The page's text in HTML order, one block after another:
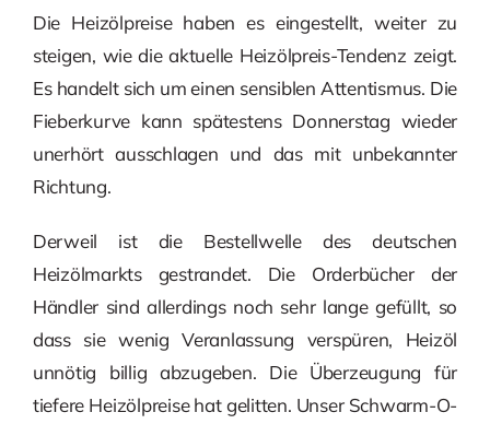
Die Heizölpreise haben es eingestellt, weiter zu
steigen, wie die aktuelle Heizölpreis-Tendenz zeigt.
Es handelt sich um einen sensiblen Attentismus. Die
Fieberkurve kann spätestens Donnerstag wieder
unerhört ausschlagen und das mit unbekannter
Richtung.
Derweil ist die Bestellwelle des deutschen
Heizölmarkts gestrandet. Die Orderbücher der
Händler sind allerdings noch sehr lange gefüllt, so
dass sie wenig Veranlassung verspüren, Heizöl
unnötig billig abzugeben. Die Überzeugung für
tiefere Heizölpreise hat gelitten. Unser Schwarm-O-